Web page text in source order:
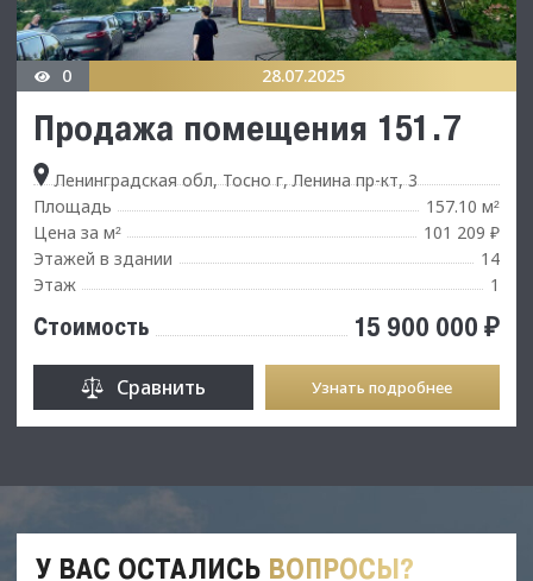
0 28.07.2025
Продажа помещения 151.7
Ленинградская обл, Тосно г, Ленина пр-кт, 3
Площадь
157.10 м²
Цена за м²
101 209 ₽
Этажей в здании
14
Этаж
1
Стоимость 15 900 000 ₽
Сравнить Узнать подробнее
У ВАС ОСТАЛИСЬ ВОПРОСЫ?